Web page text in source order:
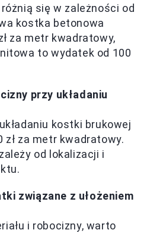
się w zależności od
kostka betonowa
za metr kwadratowy,
to wydatek od 100
przy układaniu
kostki brukowej
zł za metr kwadratowy.
od lokalizacji i
związane z ułożeniem
i robocizny, warto